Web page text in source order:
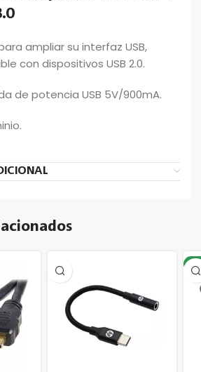
ampliar su interfaz USB,
con dispositivos USB 2.0.
de potencia USB 5V/900mA.
-